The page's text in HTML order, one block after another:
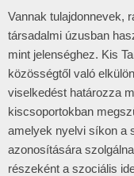
Vannak tulajdonnevek,
társadalmi úzusban
mint jelenséghez. Kis
közösségtől való
viselkedést határozza
kiscsoportokban
amelyek nyelvi síkon a
azonosítására
részeként a szociális